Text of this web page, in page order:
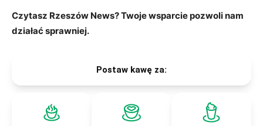
Czytasz Rzeszów News? Twoje wsparcie pozwoli nam
działać sprawniej.
Postaw kawę za: